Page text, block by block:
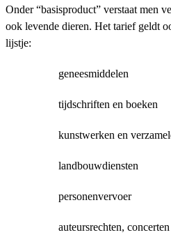
Onder “basisproduct” verstaat men
ook levende dieren. Het tarief geldt
lijstje:
geneesmiddelen
tijdschriften en boeken
kunstwerken en
landbouwdiensten
personenvervoer
auteursrechten,